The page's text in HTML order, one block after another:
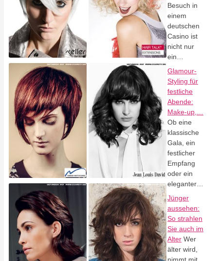
Besuch in
einem
deutschen
Casino ist
nicht nur
ein…
Glamour-
Styling für
festliche
Abende:
Make-up,…
Ob eine
klassische
Gala, ein
festlicher
Empfang
oder ein
eleganter…
Jünger
aussehen:
So strahlen
Sie auch im
Alter Wer
älter wird,